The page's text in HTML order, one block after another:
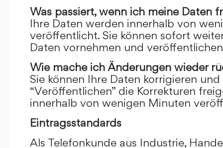
Was passiert, wenn ich meine Daten
Ihre Daten werden innerhalb von
veröffentlicht. Sie können sofort
Daten vornehmen und
Wie mache ich Änderungen wieder
Sie können Ihre Daten korrigieren
“Veröffentlichen” die Korrekturen
innerhalb von wenigen Minuten
Eintragsstandards
Als Telefonkunde aus Industrie,